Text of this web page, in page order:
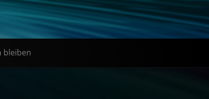
bleiben